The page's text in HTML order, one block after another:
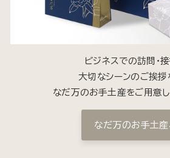
ビジネスでの訪問・
大切なシーンのご挨拶
なだ万のお手土産をご用意し
なだ万のお手土産